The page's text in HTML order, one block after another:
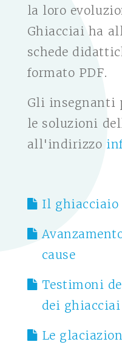
la loro
Ghiacciai ha
schede
formato PDF.
Gli insegnanti
le soluzioni
all'indirizzo
Il ghiacciaio
cause
Testimoni
dei ghiacciai
Le